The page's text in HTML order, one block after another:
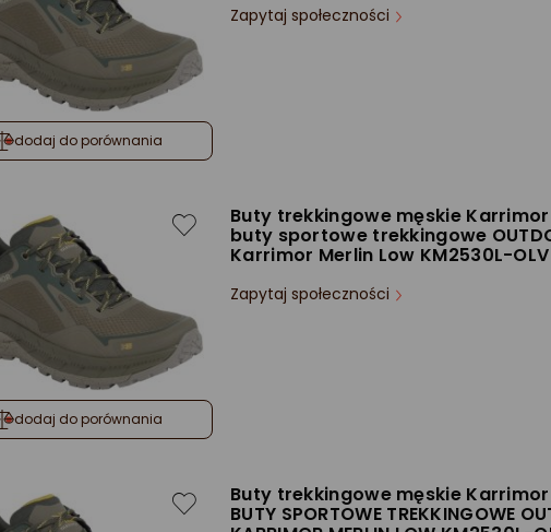
dodaj do porównania
Zapytaj społeczności
dodaj do porównania
Buty trekkingowe męskie
buty sportowe trekkingowe
Karrimor Merlin Low KM2530L-OLV
Zapytaj społeczności
Buty trekkingowe męskie Karrimor
BUTY SPORTOWE TREKKINGOWE